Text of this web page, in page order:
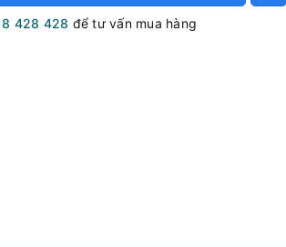
428 428 để tư vấn mua hàng